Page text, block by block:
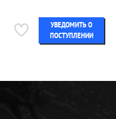
УВЕДОМИТЬ О
ПОСТУПЛЕНИИ